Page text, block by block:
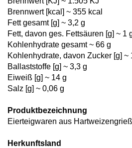
Brennwert [kcal] ~ 355 kcal
Fett gesamt [g] ~ 3,2 g
Fett, davon ges. Fettsäuren [g] ~ 1
Kohlenhydrate gesamt ~ 66 g
Kohlenhydrate, davon Zucker [g] ~
Ballaststoffe [g] ~ 3,3 g
Eiweiß [g] ~ 14 g
Salz [g] ~ 0,06 g
Produktbezeichnung
Eierteigwaren aus Hartweizengrieß
Herkunftsland